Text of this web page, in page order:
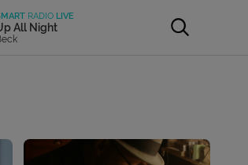
RADIO LIVE
All Night